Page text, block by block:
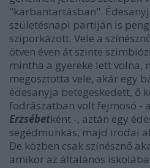
"karbantartásban".
születésnapi partiján is
sziporkázott. Vele a
ötven éven át szinte
mintha a gyereke lett
megosztotta vele, akár egy
édesanyja betegeskedett, ő
fodrászatban volt fejmosó -
Erzsébetként -, aztán egy
segédmunkás, majd irodai
De közben csak színésznő
amikor az általános